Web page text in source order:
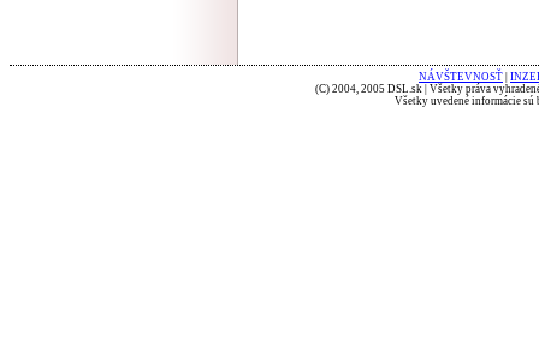
NÁVŠTEVNOSŤ
(C) 2004, 2005 DSL.sk | Všetky práva
Všetky uvedené informácie sú